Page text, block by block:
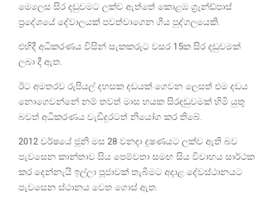
මෙලෙස සිර දඬුවමට ලක්ව ඇත්තේ කොළඹ ග්‍රෑන්ඩ්පාස්
ප්‍රදේශයේ දේවාලයක් පවත්වාගෙන ගිය පුද්ගලයෙකි.
එහිදී අධිකරණය විසින් සැකකරුට වසර 15ක සිර දඬුවමක්
ලබා දී ඇත.
ඊට අමතරව රුපියල් දහසක දඩයක් ගෙවන ලෙසත් එම දඩය
නොගෙවන්නේ නම් තවත් මාස හයක සිරදඬුවමක් හිමි යුතු
බවත් අධිකරණය වැඩිදුරටත් නියෝග කර තිබේ.
2012 වර්ෂයේ ජූනි මස 28 වනදා දූෂණයට ලක්ව ඇති බව
පැවසෙන කාන්තාව සිය පෙම්වතා සමඟ සිය විවාහය සාර්ථක
කර දෙන්නැයි ඉල්ලා පූජාවක් තැබීමට අදාළ දේවස්ථානයට
පැවසෙන ස්ථානය වෙත ගොස් ඇත.